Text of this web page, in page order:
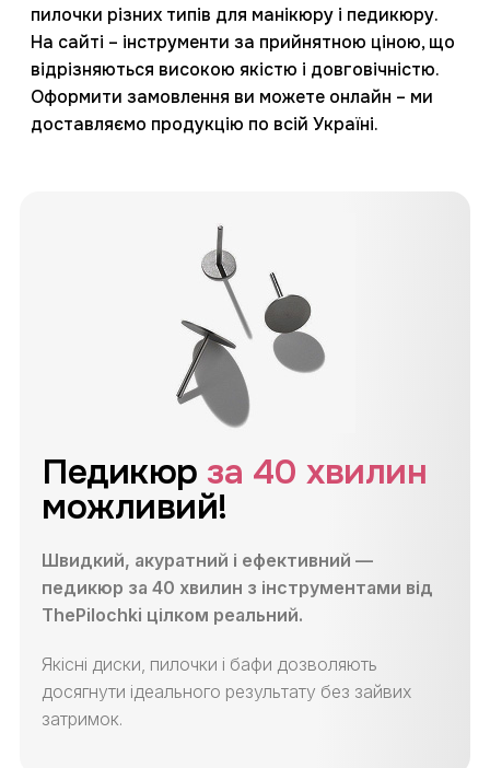
пилочки різних типів для манікюру і педикюру.
На сайті – інструменти за прийнятною ціною, що
відрізняються високою якістю і довговічністю.
Оформити замовлення ви можете онлайн – ми
доставляємо продукцію по всій Україні.
Педикюр за 40 хвилин
можливий!
Швидкий, акуратний і ефективний —
педикюр за 40 хвилин з інструментами від
ThePilochki цілком реальний.
Якісні диски, пилочки і бафи дозволяють
досягнути ідеального результату без зайвих
затримок.